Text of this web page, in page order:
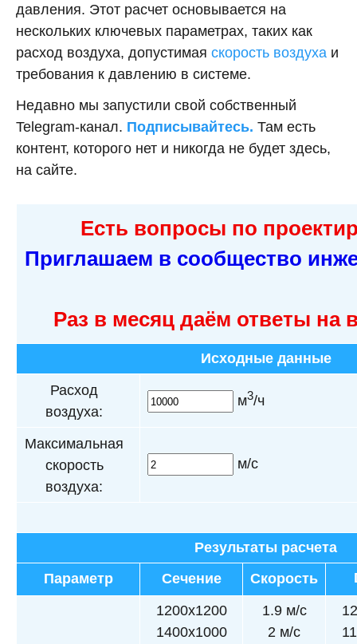
давления. Этот расчет основывается на
нескольких ключевых параметрах, таких как
расход воздуха, допустимая скорость воздуха и
требования к давлению в системе.
Недавно мы запустили свой собственный
Telegram-канал. Подписывайтесь. Там есть
контент, которого нет и никогда не будет здесь,
на сайте.
Есть вопросы по
Приглашаем в сообщество
Раз в месяц даём ответы на
Исходные данные
Расход
воздуха:
м3/ч
Максимальная
скорость
воздуха:
м/с
Результаты расчета
Параметр
Сечение Скорость
1200x1200
1400x1000
1.9 м/с
2 м/с